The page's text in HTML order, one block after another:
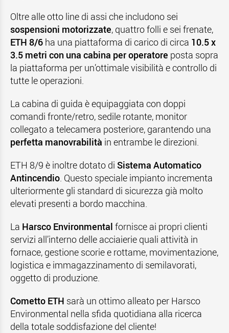
Oltre alle otto line di assi che includono sei
sospensioni motorizzate, quattro folli e sei frenate,
ETH 8/6 ha una piattaforma di carico di circa 10.5 x
3.5 metri con una cabina per operatore posta sopra
la piattaforma per un’ottimale visibilità e controllo di
tutte le operazioni.
La cabina di guida è equipaggiata con doppi
comandi fronte/retro, sedile rotante, monitor
collegato a telecamera posteriore, garantendo una
perfetta manovrabilità in entrambe le direzioni.
ETH 8/9 è inoltre dotato di Sistema Automatico
Antincendio. Questo speciale impianto incrementa
ulteriormente gli standard di sicurezza già molto
elevati presenti a bordo macchina.
La Harsco Environmental fornisce ai propri clienti
servizi all’interno delle acciaierie quali attività in
fornace, gestione scorie e rottame, movimentazione,
logistica e immagazzinamento di semilavorati,
oggetto di produzione.
Cometto ETH sarà un ottimo alleato per Harsco
Environmental nella sfida quotidiana alla ricerca
della totale soddisfazione del cliente!